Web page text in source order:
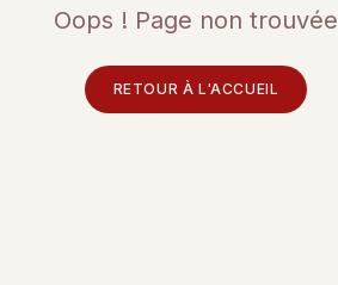
Oops ! Page non trouvée
RETOUR À L'ACCUEIL